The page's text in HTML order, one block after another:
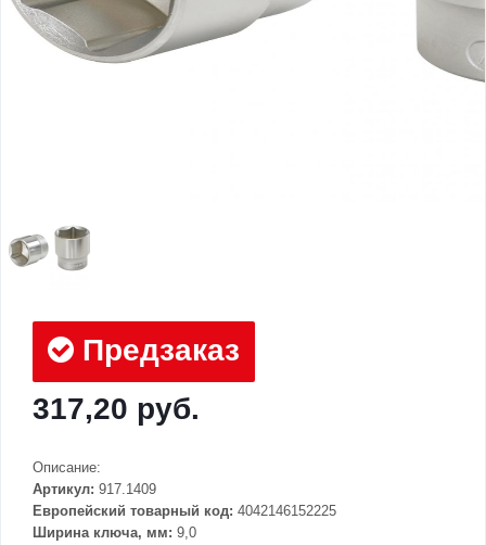
Предзаказ
317,20 руб.
Описание:
Артикул: 917.1409
Европейский товарный код: 4042146152225
Ширина ключа, мм: 9,0